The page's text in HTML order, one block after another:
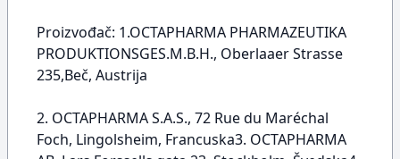
Proizvođač: 1.OCTAPHARMA PHARMAZEUTIKA
PRODUKTIONSGES.M.B.H., Oberlaaer Strasse
235,Beč, Austrija
2. OCTAPHARMA S.A.S., 72 Rue du Maréchal
Foch, Lingolsheim, Francuska3. OCTAPHARMA